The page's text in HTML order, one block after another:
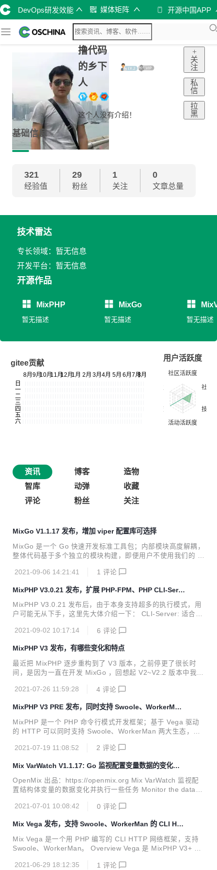
DevOps研发效能 媒体矩阵 开源中国APP
撸代码
的乡下
人
这个人没有介绍！
+
关
注
私
信
拉
黑
基础信息
321
经验值
29
粉丝
1
关注
0
文章总量
技术雷达
专长领域：暂无信息
开发平台：暂无信息
开源作品
MixPHP
暂无描述
MixGo
暂无描述 暂无描述
gitee贡献
用户活跃度
资讯 博客
造物
智库
动弹
收藏
评论
粉丝 关注
MixGo V1.1.17 发布，增加 viper 配置库可选择
MixGo 是一个 Go 快速开发标准工具包；内部模块高度解耦，
整体代码基于多个独立的模块构建，即便用户不使用我们的 m
你可以只使用 xcli 来构建你的命令行交互；可以使用 xdi 来管
有的模块你可以像搭积木一样随意组合。 请帮忙 Star 一下 ht
tps://github.com/mix-go/mix https://gitee.com/mix-go/mix
独立模块 核心模块全部可独立使用。 mix-go/mixcli 快速创建
2021-09-06 14:21:41 1 评论
MixPHP V3.0.21 发布，扩展 PHP-FPM、PHP CLI-Serv
er 支持
MixPHP V3.0.21 发布后，由于本身支持超多的执行模式，用
户可能无从下手，这里先大体介绍一下： CLI-Server: 适合本
FPM: 适合共享开发环境部署，同时适合 admin 等管理后台项
即可 Swoole 的多种模式： Swoole 多进程同步: 适合需要使
用那些协程不支持的第三方库的项目，和 Workerman 一致 S
woole 多进程协程: 适合专注 mysql + redis 需要超高 io 性能
2021-09-02 10:17:14 6 评论
MixPHP V3 发布，有哪些变化和特点
最近把 MixPHP 逐步重构到了 V3 版本，之前停更了很长时
间，是因为一直在开发 MixGo ，回想起 V2~V2.2 版本中我做
程协程。 完全独立的模块 以前我开发框架是先构建整体，然
老是感觉放哪里都不太对非常的纠结，各个库之间总是有千丝
万缕的联系，独立使用的时候老是连带下载一堆的库。 V3 开
始我采用了完全 golang 的那种可插拔的封装思想，我先开发
骨架，将这些库组合起来使用，我逐步的重构了这些最重要的
2021-07-26 11:59:28 4 评论
MixPHP V3 PRE 发布，同时支持 Swoole、WorkerMan
两大生态
MixPHP 是一个 PHP 命令行模式开发框架；基于 Vega 驱动
的 HTTP 可以同时支持 Swoole、WorkerMan 两大生态，并
多个独立的模块构建，即便用户不使用我们的脚手架，也可以
可以只使用 mix/vega 来搭配 laravel orm 使用；可以在任意
环境中使用 mix/database 和 mix/redis；可以使用 mix/grpc
原生代码编写 gRPC；所有的模块你可以像搭积木一样随意组
码开发。 ...
2021-07-19 11:08:52 2 评论
Mix VarWatch V1.1.17: Go 监视配置变量数据的变化并
执行一些任务
OpenMix 出品：https://openmix.org Mix VarWatch 监视配
置结构体变量的数据变化并执行一些任务 Monitor the data c
ome tasks 源码地址 Star 一下不迷路，下次用的时候还能找
m/mix-go/varwatch Installation go get github.com/mix-go/
varwatch U...
2021-07-01 10:08:42 0 评论
Mix Vega 发布，支持 Swoole、WorkerMan 的 CLI HT
TP 网络框架
Mix Vega 是一个用 PHP 编写的 CLI HTTP 网络框架，支持
Swoole、WorkerMan。 Overview Vega 是 MixPHP V3+ 内
发，它包含 Web 应用处理的大量功能 (数据库处理除外) ，包
2021-06-29 18:12:35 1 评论